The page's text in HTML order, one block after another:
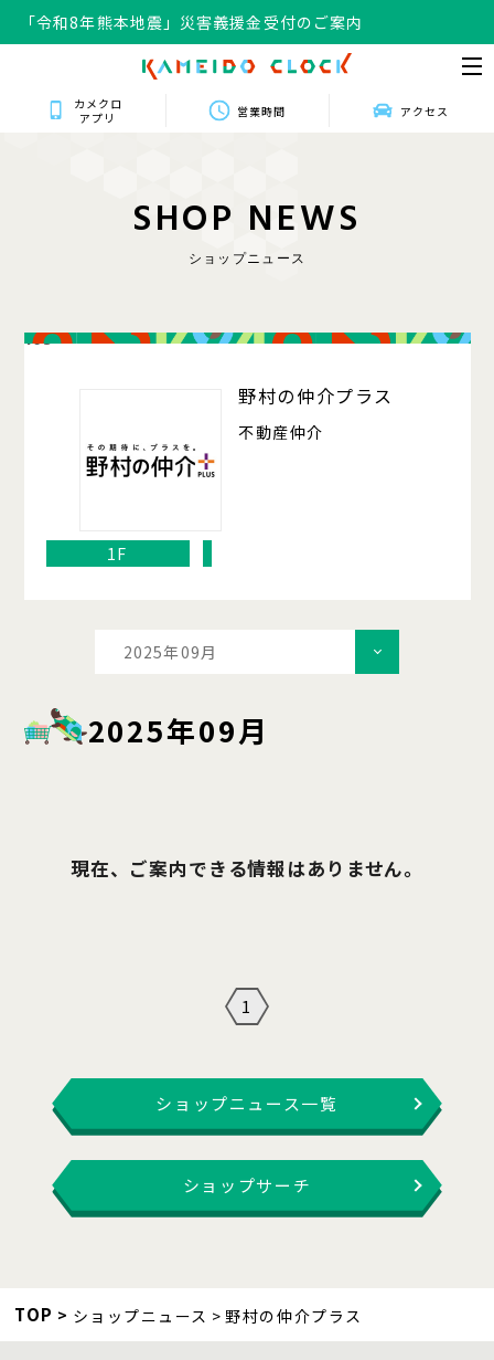
「令和8年熊本地震」災害義援金受付のご案内
カメクロ
アプリ
営業時間 アクセス
SHOP NEWS
ショップニュース
103
野村の仲介プラス
不動産仲介
1F
2025年09月
2025年09月
現在、ご案内できる情報はありません。
1
ショップニュース一覧
ショップサーチ
TOP ショップニュース 野村の仲介プラス